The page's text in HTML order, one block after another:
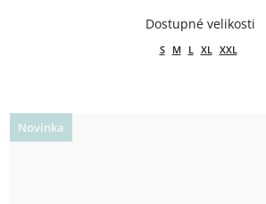
S M L XL XXL
Novinka